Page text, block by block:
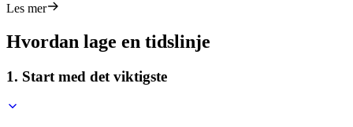
Les mer
Hvordan lage en tidslinje
1. Start med det viktigste